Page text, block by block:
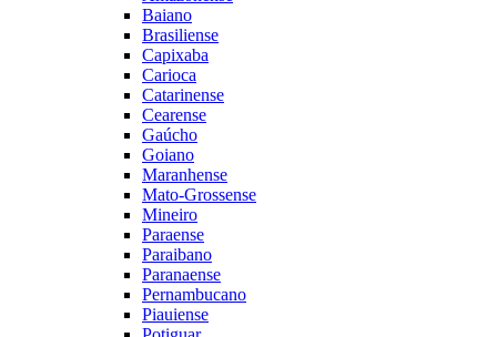
Baiano
Brasiliense
Capixaba
Carioca
Catarinense
Cearense
Gaúcho
Goiano
Maranhense
Mato-Grossense
Mineiro
Paraense
Paraibano
Paranaense
Pernambucano
Piauiense